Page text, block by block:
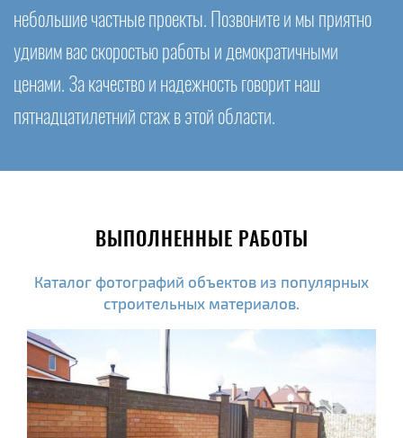
небольшие частные проекты. Позвоните и мы приятно
удивим вас скоростью работы и демократичными
ценами. За качество и надежность говорит наш
пятнадцатилетний стаж в этой области.
ВЫПОЛНЕННЫЕ РАБОТЫ
Каталог фотографий объектов из популярных
строительных материалов.